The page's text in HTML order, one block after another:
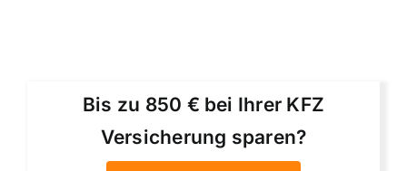
Bis zu 850 € bei Ihrer KFZ
Versicherung sparen?